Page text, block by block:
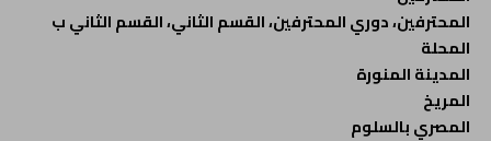
المحترفين، دوري المحترفين، القسم الثاني، القسم الثاني ب
المحلة
المدينة المنورة
المريخ
المصري بالسلوم